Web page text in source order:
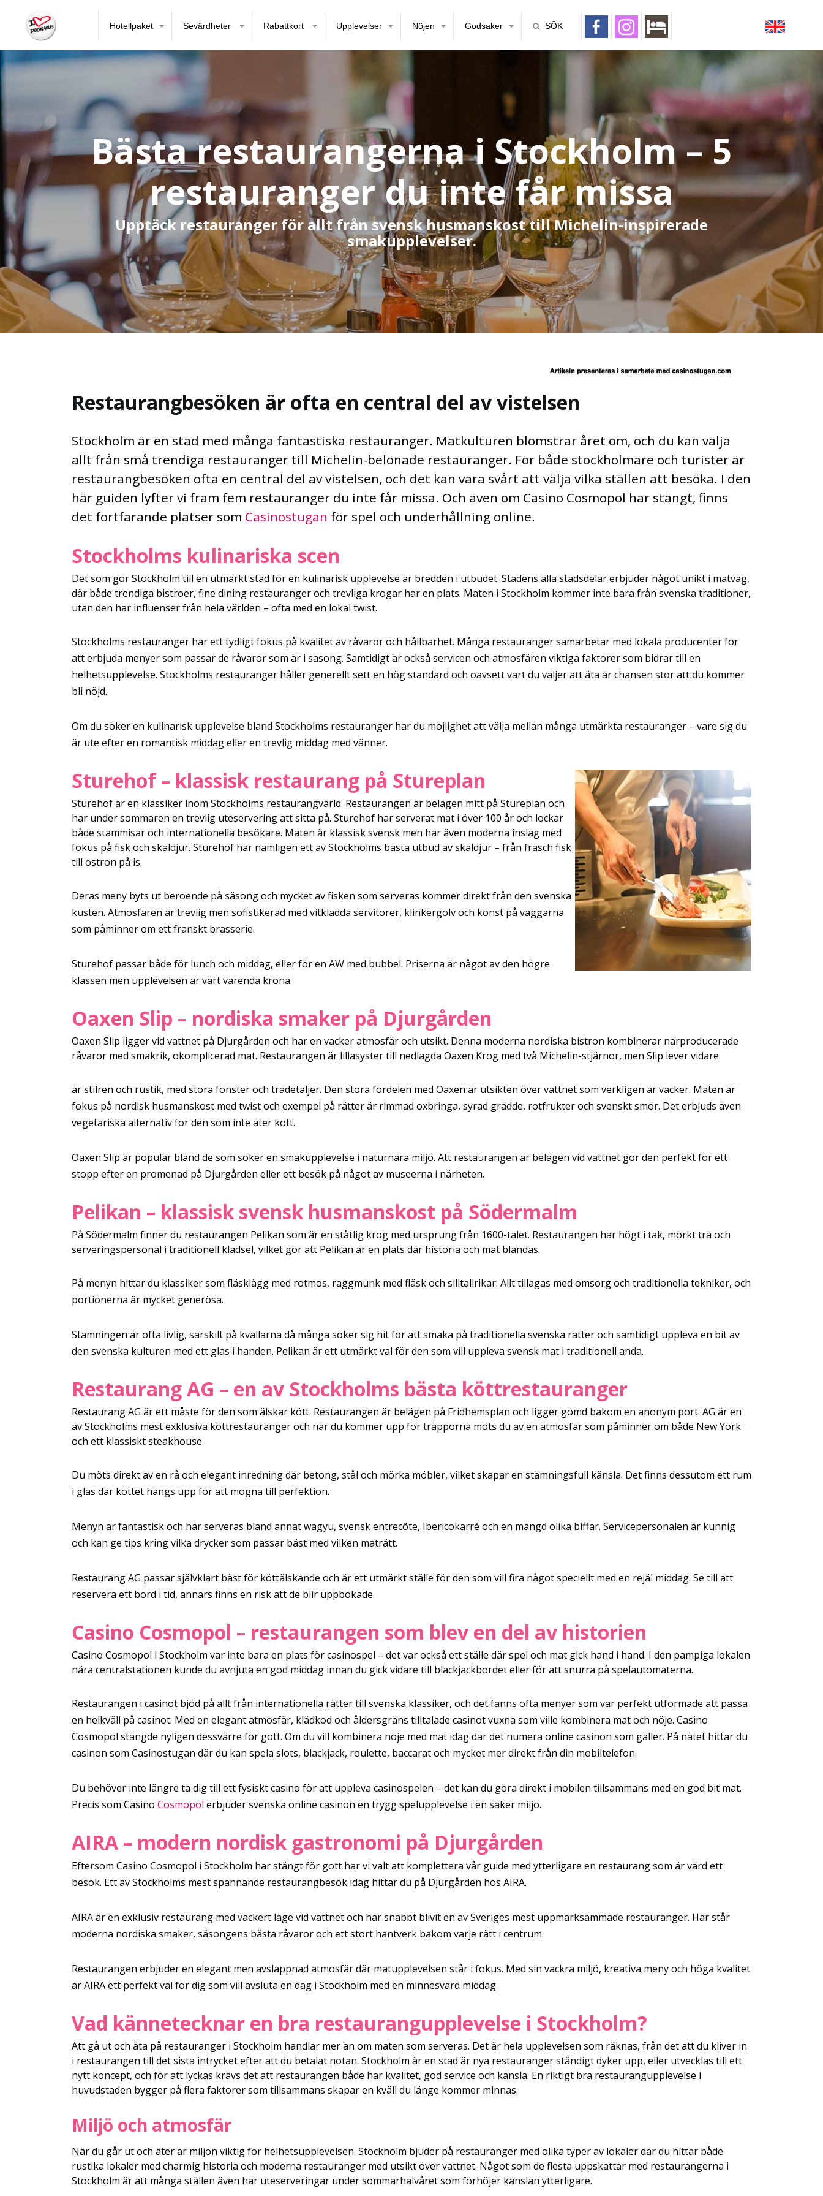
Hotellpaket Sevärdheter Rabattkort Upplevelser Nöjen Godsaker SÖK
Bästa restaurangerna i Stockholm – 5
restauranger du inte får missa
Upptäck restauranger för allt från svensk husmanskost till Michelin-inspirerade
smakupplevelser.
Restaurangbesöken är ofta en central del av vistelsen
Stockholm är en stad med många fantastiska restauranger. Matkulturen blomstrar året om, och du kan välja
allt från små trendiga restauranger till Michelin-belönade restauranger. För både stockholmare och turister är
restaurangbesöken ofta en central del av vistelsen, och det kan vara svårt att välja vilka ställen att besöka. I den
här guiden lyfter vi fram fem restauranger du inte får missa. Och även om Casino Cosmopol har stängt, finns
det fortfarande platser som Casinostugan för spel och underhållning online.
Stockholms kulinariska scen
Det som gör Stockholm till en utmärkt stad för en kulinarisk upplevelse är bredden i utbudet. Stadens alla stadsdelar erbjuder något unikt i matväg,
där både trendiga bistroer, fine dining restauranger och trevliga krogar har en plats. Maten i Stockholm kommer inte bara från svenska traditioner,
utan den har influenser från hela världen – ofta med en lokal twist.
Stockholms restauranger har ett tydligt fokus på kvalitet av råvaror och hållbarhet. Många restauranger samarbetar med lokala producenter för
att erbjuda menyer som passar de råvaror som är i säsong. Samtidigt är också servicen och atmosfären viktiga faktorer som bidrar till en
helhetsupplevelse. Stockholms restauranger håller generellt sett en hög standard och oavsett vart du väljer att äta är chansen stor att du kommer
bli nöjd.
Om du söker en kulinarisk upplevelse bland Stockholms restauranger har du möjlighet att välja mellan många utmärkta restauranger – vare sig du
är ute efter en romantisk middag eller en trevlig middag med vänner.
Sturehof – klassisk restaurang på Stureplan
Sturehof är en klassiker inom Stockholms restaurangvärld. Restaurangen är belägen mitt på Stureplan och
har under sommaren en trevlig uteservering att sitta på. Sturehof har serverat mat i över 100 år och lockar
både stammisar och internationella besökare. Maten är klassisk svensk men har även moderna inslag med
fokus på fisk och skaldjur. Sturehof har nämligen ett av Stockholms bästa utbud av skaldjur – från fräsch fisk
till ostron på is.
Deras meny byts ut beroende på säsong och mycket av fisken som serveras kommer direkt från den svenska
kusten. Atmosfären är trevlig men sofistikerad med vitklädda servitörer, klinkergolv och konst på väggarna
som påminner om ett franskt brasserie.
Sturehof passar både för lunch och middag, eller för en AW med bubbel. Priserna är något av den högre
klassen men upplevelsen är värt varenda krona.
Oaxen Slip – nordiska smaker på Djurgården
Oaxen Slip ligger vid vattnet på Djurgården och har en vacker atmosfär och utsikt. Denna moderna nordiska bistron kombinerar närproducerade
råvaror med smakrik, okomplicerad mat. Restaurangen är lillasyster till nedlagda Oaxen Krog med två Michelin-stjärnor, men Slip lever vidare.
är stilren och rustik, med stora fönster och trädetaljer. Den stora fördelen med Oaxen är utsikten över vattnet som verkligen är vacker. Maten är
fokus på nordisk husmanskost med twist och exempel på rätter är rimmad oxbringa, syrad grädde, rotfrukter och svenskt smör. Det erbjuds även
vegetariska alternativ för den som inte äter kött.
Oaxen Slip är populär bland de som söker en smakupplevelse i naturnära miljö. Att restaurangen är belägen vid vattnet gör den perfekt för ett
stopp efter en promenad på Djurgården eller ett besök på något av museerna i närheten.
Pelikan – klassisk svensk husmanskost på Södermalm
På Södermalm finner du restaurangen Pelikan som är en ståtlig krog med ursprung från 1600-talet. Restaurangen har högt i tak, mörkt trä och
serveringspersonal i traditionell klädsel, vilket gör att Pelikan är en plats där historia och mat blandas.
På menyn hittar du klassiker som fläsklägg med rotmos, raggmunk med fläsk och silltallrikar. Allt tillagas med omsorg och traditionella tekniker, och
portionerna är mycket generösa.
Stämningen är ofta livlig, särskilt på kvällarna då många söker sig hit för att smaka på traditionella svenska rätter och samtidigt uppleva en bit av
den svenska kulturen med ett glas i handen. Pelikan är ett utmärkt val för den som vill uppleva svensk mat i traditionell anda.
Restaurang AG – en av Stockholms bästa köttrestauranger
Restaurang AG är ett måste för den som älskar kött. Restaurangen är belägen på Fridhemsplan och ligger gömd bakom en anonym port. AG är en
av Stockholms mest exklusiva köttrestauranger och när du kommer upp för trapporna möts du av en atmosfär som påminner om både New York
och ett klassiskt steakhouse.
Du möts direkt av en rå och elegant inredning där betong, stål och mörka möbler, vilket skapar en stämningsfull känsla. Det finns dessutom ett rum
i glas där köttet hängs upp för att mogna till perfektion.
Menyn är fantastisk och här serveras bland annat wagyu, svensk entrecôte, Ibericokarré och en mängd olika biffar. Servicepersonalen är kunnig
och kan ge tips kring vilka drycker som passar bäst med vilken maträtt.
Restaurang AG passar självklart bäst för köttälskande och är ett utmärkt ställe för den som vill fira något speciellt med en rejäl middag. Se till att
reservera ett bord i tid, annars finns en risk att de blir uppbokade.
Casino Cosmopol – restaurangen som blev en del av historien
Casino Cosmopol i Stockholm var inte bara en plats för casinospel – det var också ett ställe där spel och mat gick hand i hand. I den pampiga lokalen
nära centralstationen kunde du avnjuta en god middag innan du gick vidare till blackjackbordet eller för att snurra på spelautomaterna.
Restaurangen i casinot bjöd på allt från internationella rätter till svenska klassiker, och det fanns ofta menyer som var perfekt utformade att passa
en helkväll på casinot. Med en elegant atmosfär, klädkod och åldersgräns tilltalade casinot vuxna som ville kombinera mat och nöje. Casino
Cosmopol stängde nyligen dessvärre för gott. Om du vill kombinera nöje med mat idag där det numera online casinon som gäller. På nätet hittar du
casinon som Casinostugan där du kan spela slots, blackjack, roulette, baccarat och mycket mer direkt från din mobiltelefon.
Du behöver inte längre ta dig till ett fysiskt casino för att uppleva casinospelen – det kan du göra direkt i mobilen tillsammans med en god bit mat.
Precis som Casino Cosmopol erbjuder svenska online casinon en trygg spelupplevelse i en säker miljö.
AIRA – modern nordisk gastronomi på Djurgården
Eftersom Casino Cosmopol i Stockholm har stängt för gott har vi valt att komplettera vår guide med ytterligare en restaurang som är värd ett
besök. Ett av Stockholms mest spännande restaurangbesök idag hittar du på Djurgården hos AIRA.
AIRA är en exklusiv restaurang med vackert läge vid vattnet och har snabbt blivit en av Sveriges mest uppmärksammade restauranger. Här står
moderna nordiska smaker, säsongens bästa råvaror och ett stort hantverk bakom varje rätt i centrum.
Restaurangen erbjuder en elegant men avslappnad atmosfär där matupplevelsen står i fokus. Med sin vackra miljö, kreativa meny och höga kvalitet
är AIRA ett perfekt val för dig som vill avsluta en dag i Stockholm med en minnesvärd middag.
Vad kännetecknar en bra restaurangupplevelse i Stockholm?
Att gå ut och äta på restauranger i Stockholm handlar mer än om maten som serveras. Det är hela upplevelsen som räknas, från det att du kliver in
i restaurangen till det sista intrycket efter att du betalat notan. Stockholm är en stad är nya restauranger ständigt dyker upp, eller utvecklas till ett
nytt koncept, och för att lyckas krävs det att restaurangen både har kvalitet, god service och känsla. En riktigt bra restaurangupplevelse i
huvudstaden bygger på flera faktorer som tillsammans skapar en kväll du länge kommer minnas.
Miljö och atmosfär
När du går ut och äter är miljön viktig för helhetsupplevelsen. Stockholm bjuder på restauranger med olika typer av lokaler där du hittar både
rustika lokaler med charmig historia och moderna restauranger med utsikt över vattnet. Något som de flesta uppskattar med restaurangerna i
Stockholm är att många ställen även har uteserveringar under sommarhalvåret som förhöjer känslan ytterligare.